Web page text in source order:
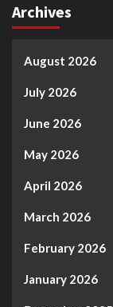
Archives
August 2026
July 2026
June 2026
May 2026
April 2026
March 2026
February 2026
January 2026